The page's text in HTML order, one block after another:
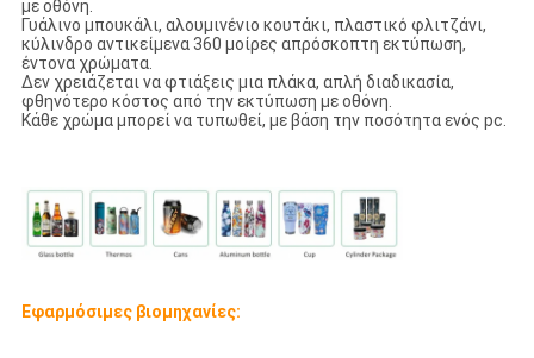
με οθόνη.
Γυάλινο μπουκάλι, αλουμινένιο κουτάκι, πλαστικό φλιτζάνι,
κύλινδρο αντικείμενα 360 μοίρες απρόσκοπτη εκτύπωση,
έντονα χρώματα.
Δεν χρειάζεται να φτιάξεις μια πλάκα, απλή διαδικασία,
φθηνότερο κόστος από την εκτύπωση με οθόνη.
Κάθε χρώμα μπορεί να τυπωθεί, με βάση την ποσότητα ενός pc.
Εφαρμόσιμες βιομηχανίες: